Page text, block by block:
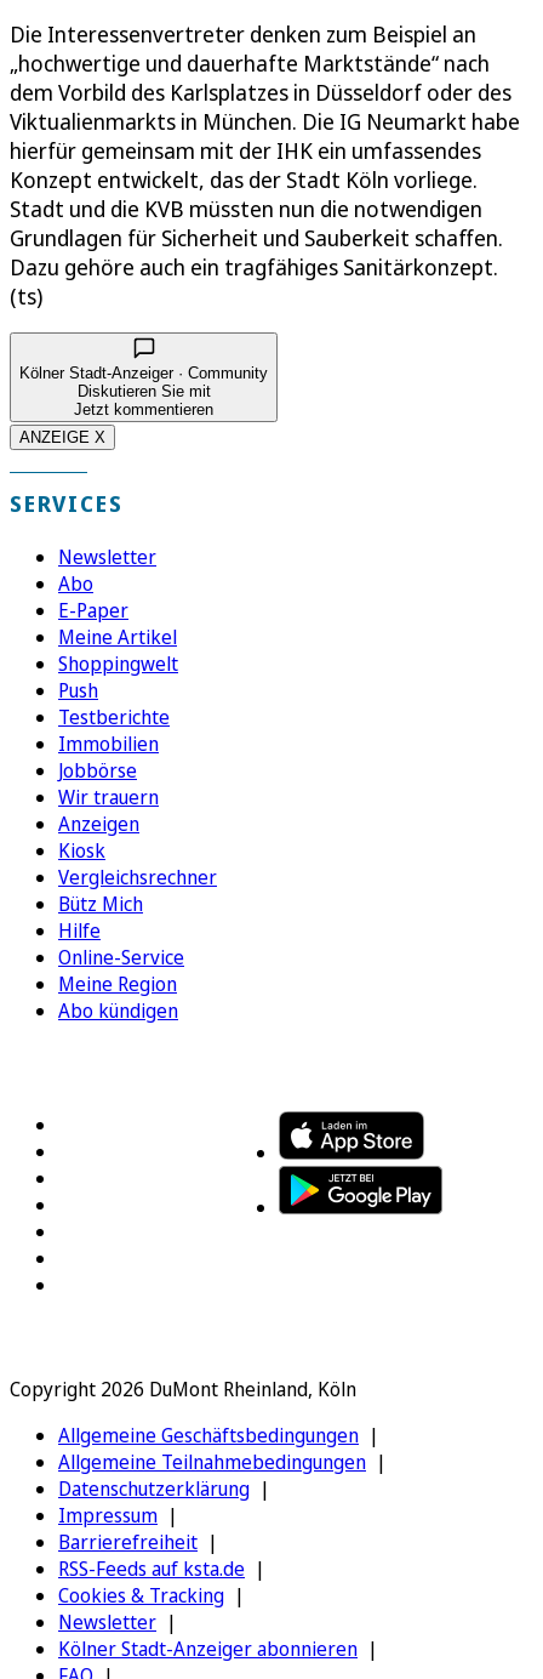
Die Interessenvertreter denken zum Beispiel an
„hochwertige und dauerhafte Marktstände“ nach
dem Vorbild des Karlsplatzes in Düsseldorf oder des
Viktualienmarkts in München. Die IG Neumarkt habe
hierfür gemeinsam mit der IHK ein umfassendes
Konzept entwickelt, das der Stadt Köln vorliege.
Stadt und die KVB müssten nun die notwendigen
Grundlagen für Sicherheit und Sauberkeit schaffen.
Dazu gehöre auch ein tragfähiges Sanitärkonzept.
(ts)
Kölner Stadt-Anzeiger · Community
Diskutieren Sie mit
Jetzt kommentieren
ANZEIGE X
SERVICES
Newsletter
Abo
E-Paper
Meine Artikel
Shoppingwelt
Push
Testberichte
Immobilien
Jobbörse
Wir trauern
Anzeigen
Kiosk
Vergleichsrechner
Bütz Mich
Hilfe
Online-Service
Meine Region
Abo kündigen
Copyright 2026 DuMont Rheinland, Köln
Allgemeine Geschäftsbedingungen
Allgemeine Teilnahmebedingungen
Datenschutzerklärung
Impressum
Barrierefreiheit
RSS-Feeds auf ksta.de
Cookies & Tracking
Newsletter
Kölner Stadt-Anzeiger abonnieren